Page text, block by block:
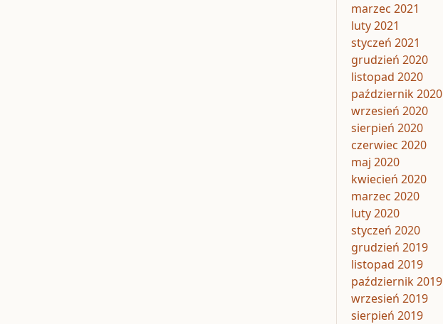
marzec 2021
luty 2021
styczeń 2021
grudzień 2020
listopad 2020
październik 2020
wrzesień 2020
sierpień 2020
czerwiec 2020
maj 2020
kwiecień 2020
marzec 2020
luty 2020
styczeń 2020
grudzień 2019
listopad 2019
październik 2019
wrzesień 2019
sierpień 2019